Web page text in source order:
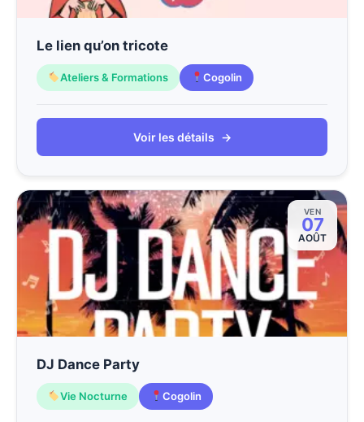
Le lien qu’on tricote
Ateliers & Formations Cogolin
Voir les détails →
VEN
07
AOÛT
DJ Dance Party
Vie Nocturne Cogolin